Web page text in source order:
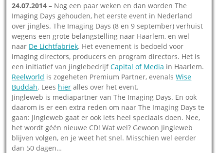
24.07.2014 – Nog een paar weken en dan worden The
Imaging Days gehouden, het eerste event in Nederland
over jingles. The Imaging Days (8 en 9 september) verhuist
wegens een grote belangstelling naar Haarlem, en wel
naar De Lichtfabriek. Het evenement is bedoeld voor
imaging directors, producers en program directors. Het is
een initiatief van jinglebedrijfCapital of Media in Haarlem.
Reelworld is zogeheten Premium Partner, evenalsWise
Buddah. Lees hier alles over het event.
Jingleweb is mediapartner van The Imaging Days. En ook
daarom is er een extra reden om naar The Imaging Days te
gaan: Jingleweb gaat er ook iets heel speciaals doen. Nee,
het wordt géén nieuwe CD! Wat wel? Gewoon Jingleweb
blijven volgen, en je weet het snel. Misschien wel eerder
dan 50 dagen…